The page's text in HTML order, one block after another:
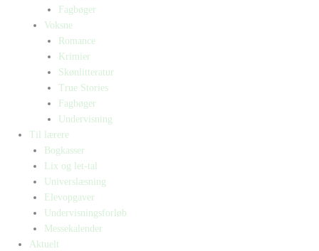
Fagbøger
Voksne
Romance
Krimier
Skønlitteratur
True Stories
Fagbøger
Undervisning
Til lærere
Bogkasser
Lix og let-tal
Universlæsning
Elevopgaver
Undervisningsforløb
Messekalender
Aktuelt